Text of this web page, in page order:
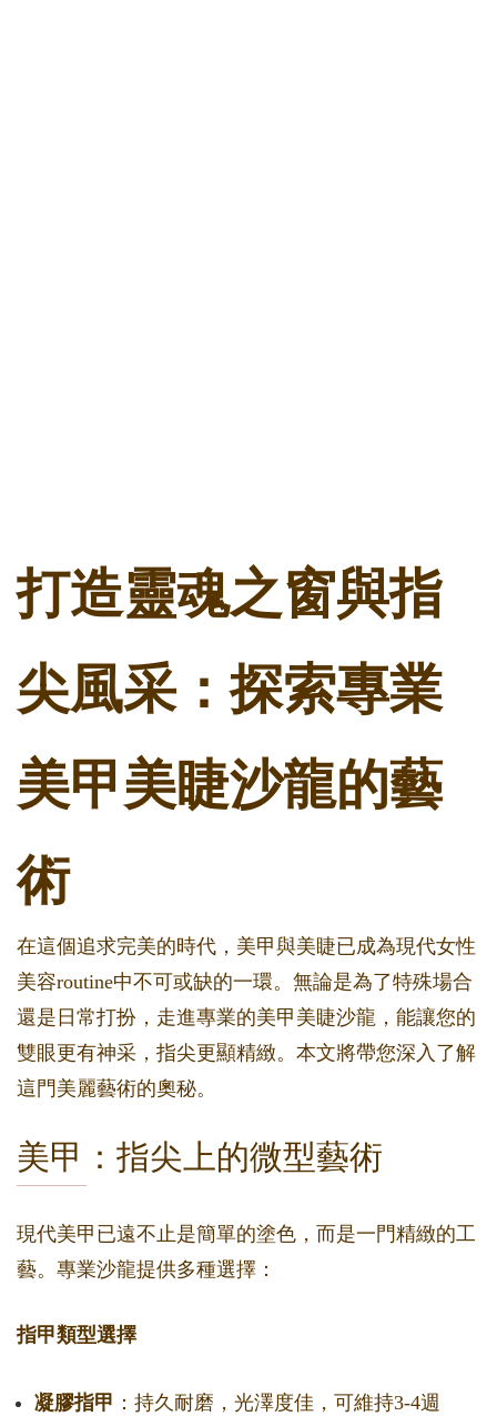
打造靈魂之窗與指
尖風采：探索專業
美甲美睫沙龍的藝
術
在這個追求完美的時代，美甲與美睫已成為現代女性
美容routine中不可或缺的一環。無論是為了特殊場合
還是日常打扮，走進專業的美甲美睫沙龍，能讓您的
雙眼更有神采，指尖更顯精緻。本文將帶您深入了解
這門美麗藝術的奧秘。
美甲：指尖上的微型藝術
現代美甲已遠不止是簡單的塗色，而是一門精緻的工
藝。專業沙龍提供多種選擇：
指甲類型選擇
凝膠指甲 ：持久耐磨，光澤度佳，可維持3-4週